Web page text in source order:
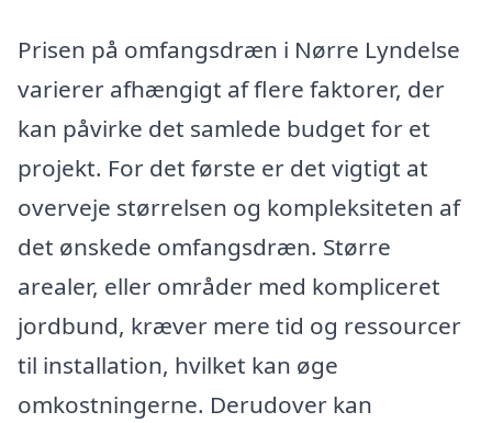
Prisen på omfangsdræn i Nørre Lyndelse
varierer afhængigt af flere faktorer, der
kan påvirke det samlede budget for et
projekt. For det første er det vigtigt at
overveje størrelsen og kompleksiteten af
det ønskede omfangsdræn. Større
arealer, eller områder med kompliceret
jordbund, kræver mere tid og ressourcer
til installation, hvilket kan øge
omkostningerne. Derudover kan